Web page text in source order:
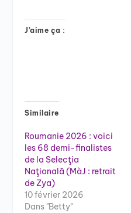
J’aime ça :
Similaire
Roumanie 2026 : voici
les 68 demi-finalistes
de la Selecţia
Naţională (MàJ : retrait
de Zya)
10 février 2026
Dans "Betty"